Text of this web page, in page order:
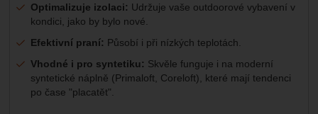
Optimalizuje izolaci: Udržuje vaše outdoorové vybavení v
kondici, jako by bylo nové.
Efektivní praní: Působí i při nízkých teplotách.
Vhodné i pro syntetiku: Skvěle funguje i na moderní
syntetické náplně (Primaloft, Coreloft), které mají tendenci
po čase "placatět".